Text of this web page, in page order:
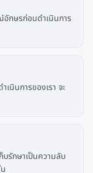
อักษรก่อนดำเนินการ
เนินการของเรา จะ
บรักษาเป็นความลับ